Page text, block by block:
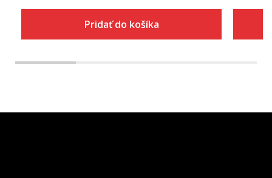
Pridať do košíka